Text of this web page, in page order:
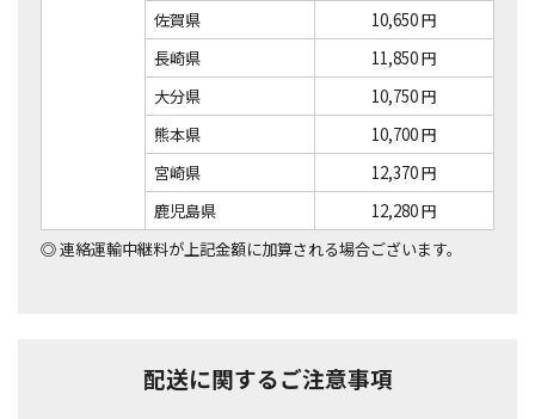
佐賀県
10,650 円
長崎県
11,850 円
大分県
10,750 円
熊本県
10,700 円
宮崎県
12,370 円
鹿児島県
12,280 円
◎連絡運輸中継料が上記金額に加算される場合ございます。
配送に関するご注意事項